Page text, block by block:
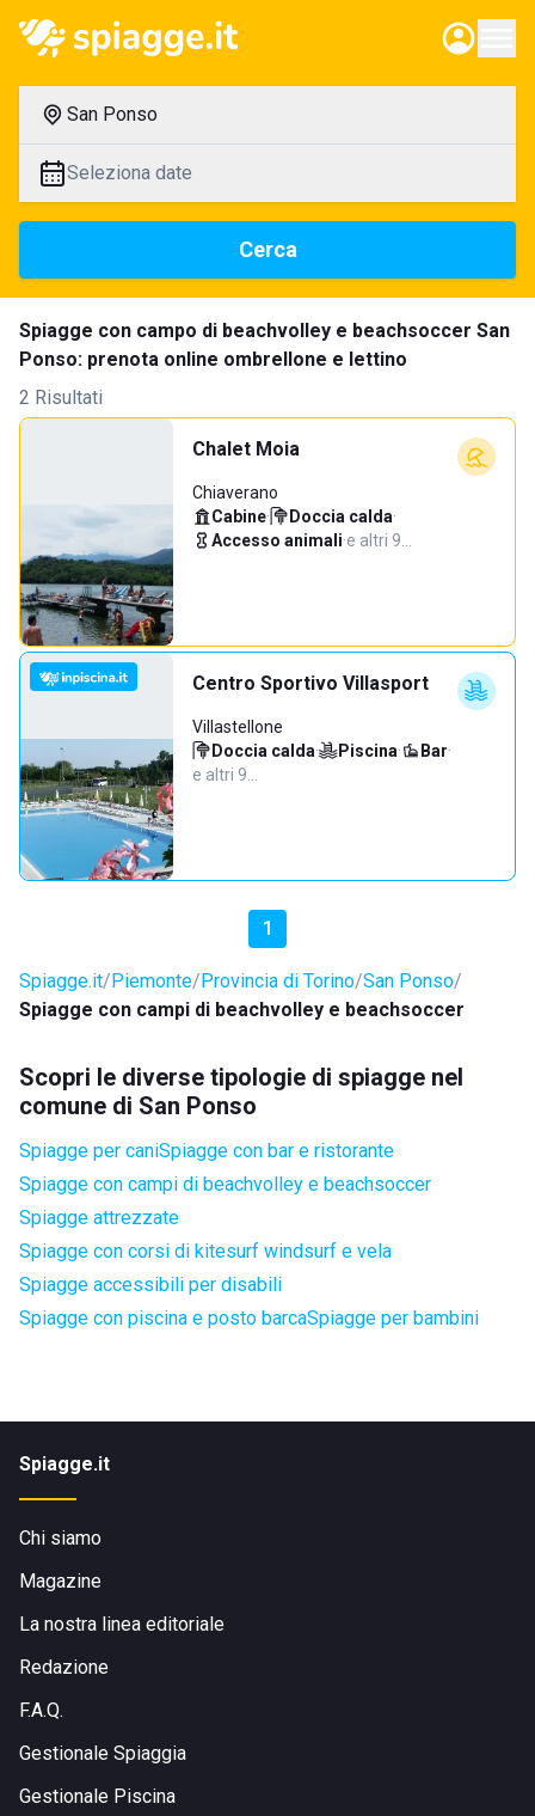
San Ponso
Seleziona date
Cerca
Spiagge con campo di beachvolley e beachsoccer San
Ponso: prenota online ombrellone e lettino
2 Risultati
Chalet Moia
Chiaverano
Cabine· Doccia calda·
Accesso animali·e altri 9…
Centro Sportivo Villasport
Villastellone
Doccia calda· Piscina· Bar·
e altri 9…
1
Spiagge.it Piemonte Provincia di Torino San Ponso
Spiagge con campi di beachvolley e beachsoccer
Scopri le diverse tipologie di spiagge nel
comune di San Ponso
Spiagge per caniSpiagge con bar e ristorante
Spiagge con campi di beachvolley e beachsoccer
Spiagge attrezzate
Spiagge con corsi di kitesurf windsurf e vela
Spiagge accessibili per disabili
Spiagge con piscina e posto barcaSpiagge per bambini
Spiagge.it
Chi siamo
Magazine
La nostra linea editoriale
Redazione
F.A.Q.
Gestionale Spiaggia
Gestionale Piscina